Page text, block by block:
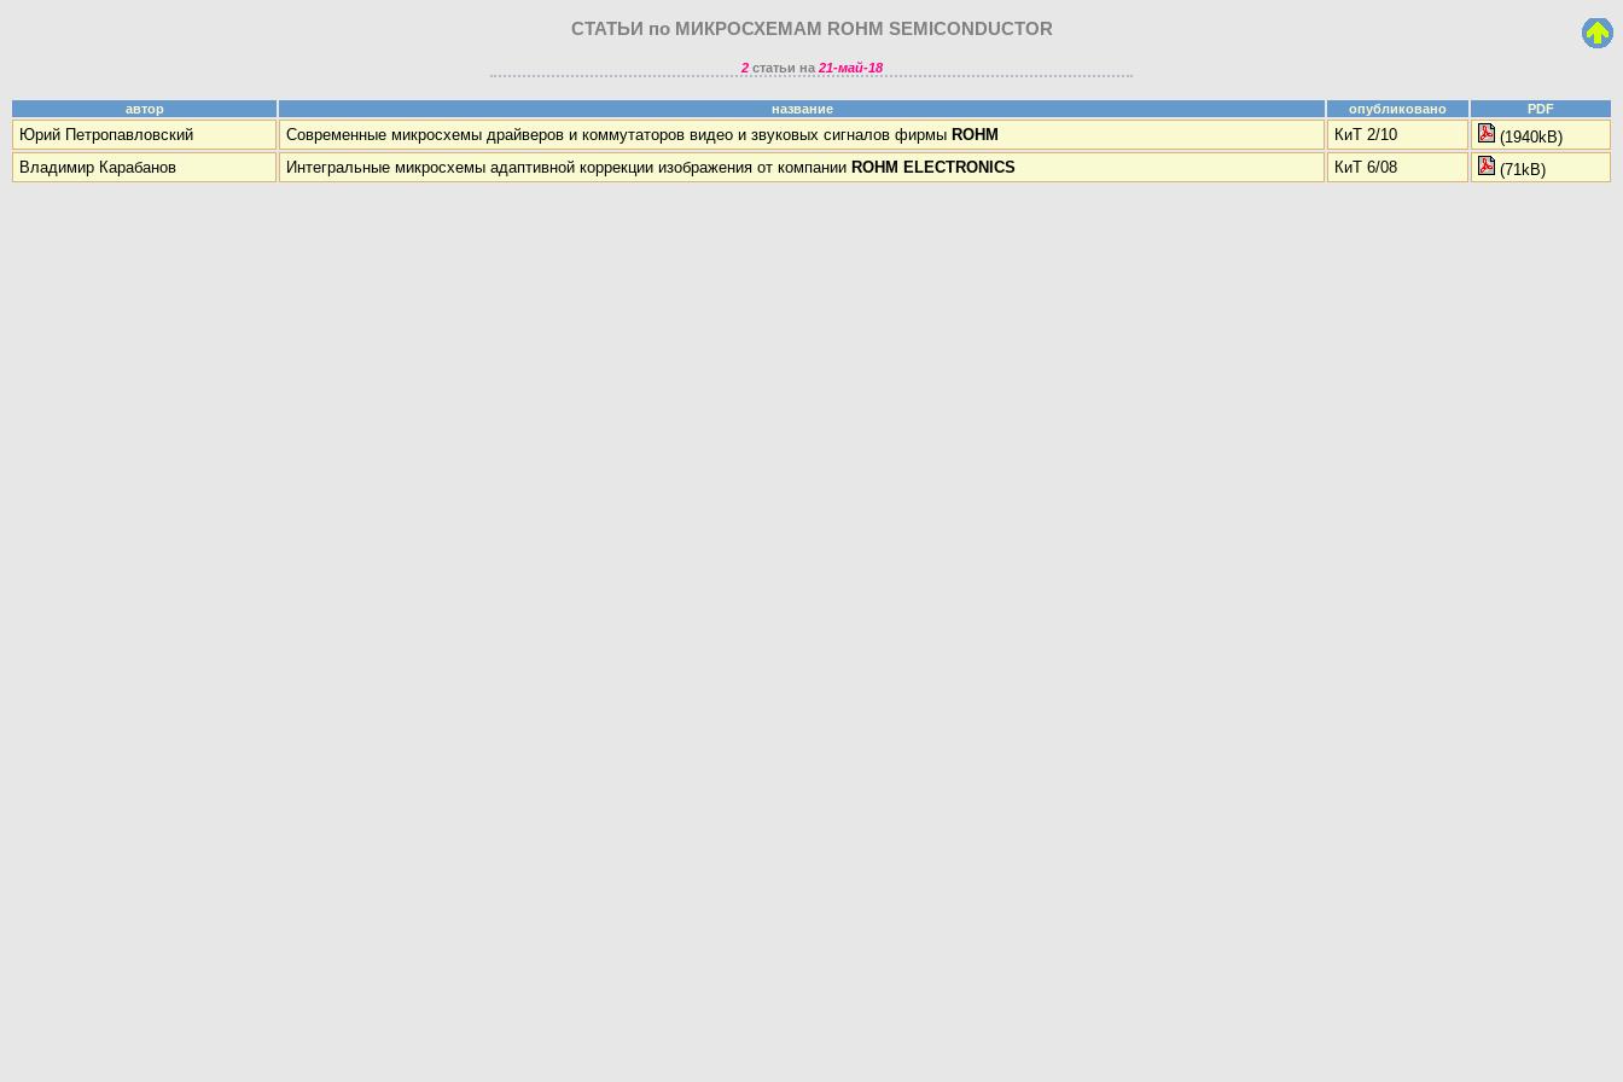
СТАТЬИ по МИКРОСХЕМАМ ROHM SEMICONDUCTOR
2статьи на 21-май-18
автор название опубликовано PDF
Юрий Петропавловский Современные микросхемы драйверов и коммутаторов видео и звуковых сигналов фирмы ROHM КиТ 2/10
(1940kB)
Владимир Карабанов
Интегральные микросхемы адаптивной коррекции изображения от компании ROHM ELECTRONICS КиТ 6/08 (71kB)